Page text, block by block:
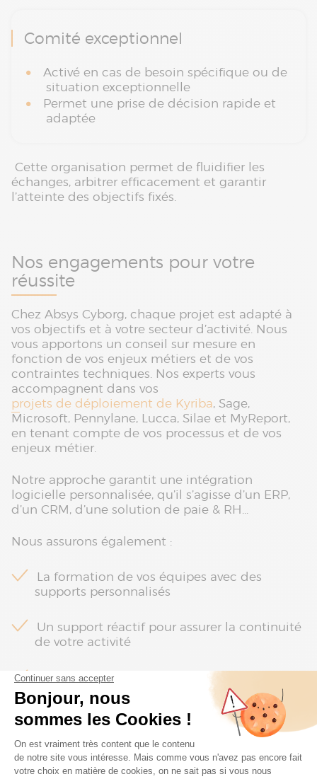
Comité exceptionnel
Activé en cas de besoin spécifique ou de
situation exceptionnelle
Permet une prise de décision rapide et
adaptée
Cette organisation permet de fluidifier les
échanges, arbitrer efficacement et garantir
l’atteinte des objectifs fixés.
Nos engagements pour votre
réussite
Chez Absys Cyborg, chaque projet est adapté à
vos objectifs et à votre secteur d’activité. Nous
vous apportons un conseil sur mesure en
fonction de vos enjeux métiers et de vos
contraintes techniques. Nos experts vous
accompagnent dans vos
projets de déploiement de Kyriba, Sage,
Microsoft, Pennylane, Lucca, Silae et MyReport,
en tenant compte de vos processus et de vos
enjeux métier.
Notre approche garantit une intégration
logicielle personnalisée, qu’il s’agisse d’un ERP,
d’un CRM, d’une solution de paie & RH...
Nous assurons également :
La formation de vos équipes avec des
supports personnalisés
Un support réactif pour assurer la continuité
de votre activité
Un suivi post-projet pour optimiser vos outils
dans la durée
DEVIS GRATUIT